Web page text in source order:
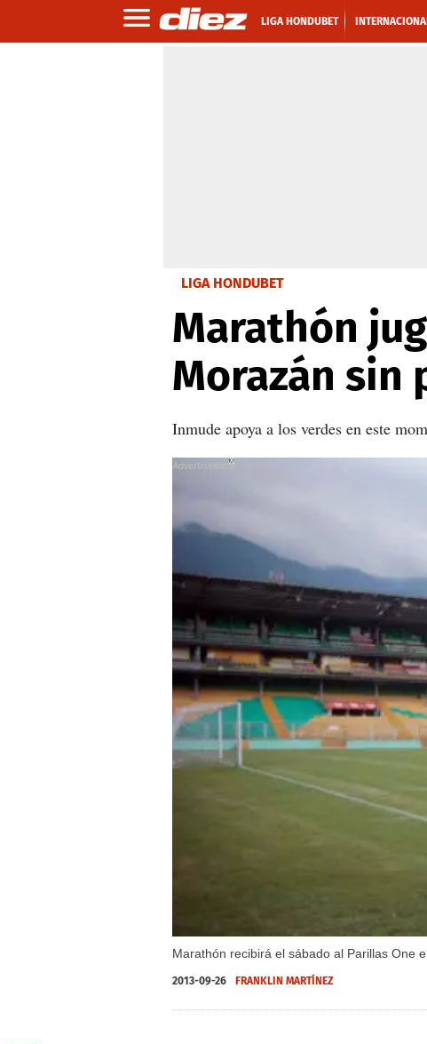
LIGA HONDUBET
LIGA HONDUBET
Marathón
Morazán sin
Inmude apoya a los verdes en este
Marathón recibirá el sábado al Parillas One
X
2013-09-26 FRANKLIN MARTÍNEZ